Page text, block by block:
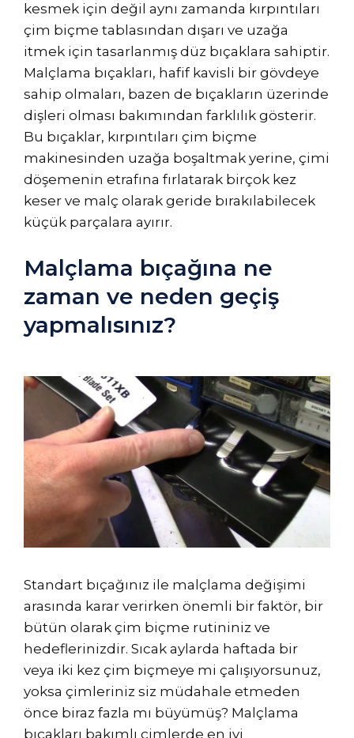
kesmek için değil aynı zamanda kırpıntıları
çim biçme tablasından dışarı ve uzağa
itmek için tasarlanmış düz bıçaklara sahiptir.
Malçlama bıçakları, hafif kavisli bir gövdeye
sahip olmaları, bazen de bıçakların üzerinde
dişleri olması bakımından farklılık gösterir.
Bu bıçaklar, kırpıntıları çim biçme
makinesinden uzağa boşaltmak yerine, çimi
döşemenin etrafına fırlatarak birçok kez
keser ve malç olarak geride bırakılabilecek
küçük parçalara ayırır.
Malçlama bıçağına ne
zaman ve neden geçiş
yapmalısınız?
Standart bıçağınız ile malçlama değişimi
arasında karar verirken önemli bir faktör, bir
bütün olarak çim biçme rutininiz ve
hedeflerinizdir. Sıcak aylarda haftada bir
veya iki kez çim biçmeye mi çalışıyorsunuz,
yoksa çimleriniz siz müdahale etmeden
önce biraz fazla mı büyümüş? Malçlama
bıçakları bakımlı çimlerde en iyi